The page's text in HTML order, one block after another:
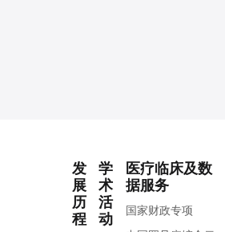
发
展
历
程
学
术
活
动
医疗临床及数
据服务
国家财政专项